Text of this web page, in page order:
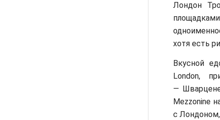
Лондон
хотя есть
Вкусной
London,
—
Mezzonine
с Лондоном,